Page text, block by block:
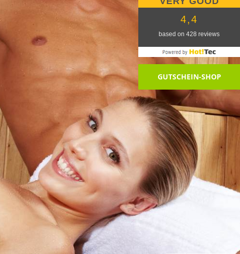
GUTSCHEIN-SHOP